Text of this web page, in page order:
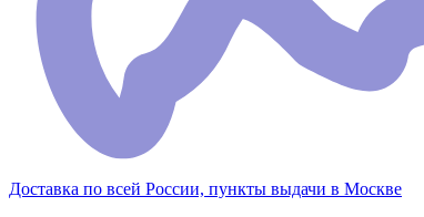
Доставка по всей России, пункты выдачи в Москве